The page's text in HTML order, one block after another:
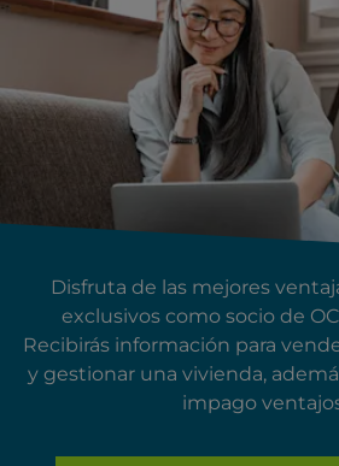
Disfruta de las mejores
exclusivos como socio de
Recibirás información para
y gestionar una vivienda,
impago